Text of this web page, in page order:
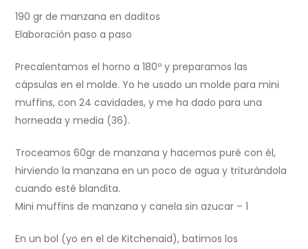
190 gr de manzana en daditos
Elaboración paso a paso
Precalentamos el horno a 180º y preparamos las
cápsulas en el molde. Yo he usado un molde para mini
muffins, con 24 cavidades, y me ha dado para una
horneada y media (36).
Troceamos 60gr de manzana y hacemos puré con él,
hirviendo la manzana en un poco de agua y triturándola
cuando esté blandita.
Mini muffins de manzana y canela sin azucar – 1
En un bol (yo en el de Kitchenaid), batimos los